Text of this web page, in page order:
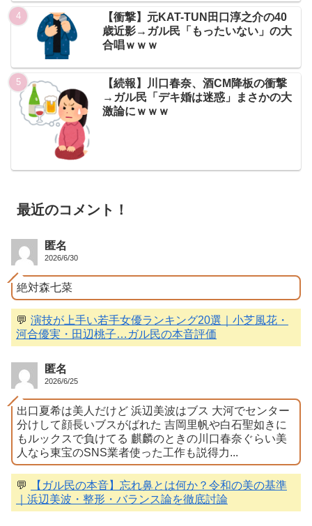
【衝撃】元KAT-TUN田口淳之介の40
歳近影→ガル民「もったいない」の大
合唱ｗｗｗ
【続報】川口春奈、酒CM降板の衝撃
→ガル民「デキ婚は迷惑」まさかの大
激論にｗｗｗ
最近のコメント！
匿名
2026/6/30
絶対森七菜
💬 演技が上手い若手女優ランキング20選｜小芝風花・
河合優実・田辺桃子…ガル民の本音評価
匿名
2026/6/25
出口夏希は美人だけど 浜辺美波はブス 大河でセンター
分けして顔長いブスがばれた 吉岡里帆や白石聖如きに
もルックスで負けてる 麒麟のときの川口春奈ぐらい美
人なら東宝のSNS業者使った工作も説得力...
💬
【ガル民の本音】忘れ鼻とは何か？令和の美の基準
｜浜辺美波・整形・バランス論を徹底討論